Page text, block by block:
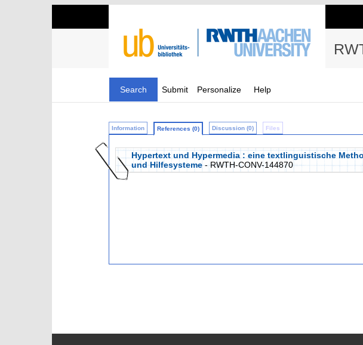
Search Submit Personalize Help
Information References (0) Discussion (0) Files
Hypertext und Hypermedia : eine textlinguistische
und Hilfesysteme - RWTH-CONV-144870